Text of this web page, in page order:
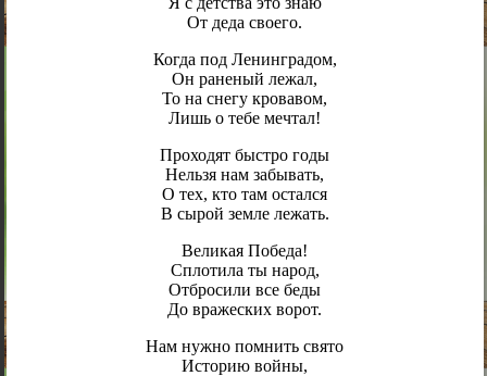
От деда своего.
Когда под Ленинградом,
Он раненый лежал,
То на снегу кровавом,
Лишь о тебе мечтал!
Проходят быстро годы
Нельзя нам забывать,
О тех, кто там остался
В сырой земле лежать.
Великая Победа!
Сплотила ты народ,
Отбросили все беды
До вражеских ворот.
Нам нужно помнить свято
Историю войны,